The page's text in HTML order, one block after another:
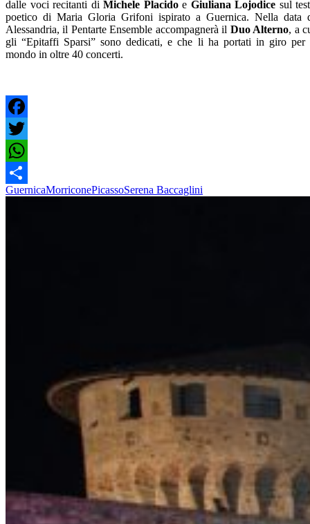
dalle voci recitanti di Michele Placidoe Giuliana Lojodice sul
poetico di Maria Gloria Grifoni ispirato a Guernica. Nella data
Alessandria, il Pentarte Ensemble accompagnerà il Duo Alterno, a
gli “Epitaffi Sparsi” sono dedicati, e che li ha portati in giro per
mondo in oltre 40 concerti.
Facebook
Twitter
WhatsApp
Share
GuernicaMorriconePicassoSerena Baccaglini